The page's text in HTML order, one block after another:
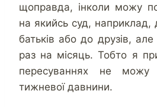
щоправда, інколи можу
на якийсь суд,
батьків або до друзів,
раз на місяць. Тобто я
пересуваннях не можу
тижневої давнини.